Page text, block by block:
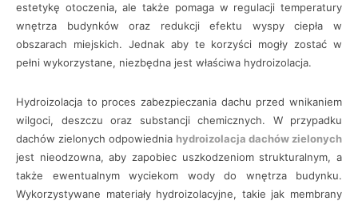
estetykę otoczenia, ale także pomaga w regulacji temperatury
wnętrza budynków oraz redukcji efektu wyspy ciepła w
obszarach miejskich. Jednak aby te korzyści mogły zostać w
pełni wykorzystane, niezbędna jest właściwa hydroizolacja.
Hydroizolacja to proces zabezpieczania dachu przed wnikaniem
wilgoci, deszczu oraz substancji chemicznych. W przypadku
dachów zielonych odpowiednia hydroizolacja dachów zielonych
jest nieodzowna, aby zapobiec uszkodzeniom strukturalnym, a
także ewentualnym wyciekom wody do wnętrza budynku.
Wykorzystywane materiały hydroizolacyjne, takie jak membrany